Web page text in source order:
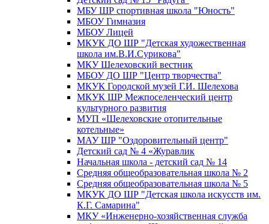
МБУ ШР спортивная школа "Юность"
МБОУ Гимназия
МБОУ Лицей
МКУК ДО ШР "Детская художественная
школа им.В.И.Сурикова"
МКУ Шелеховский вестник
МБОУ ДО ШР "Центр творчества"
МКУК Городской музей Г.И. Шелехова
МКУК ШР Межпоселенческий центр
культурного развития
МУП «Шелеховские отопительные
котельные»
МАУ ШР "Оздоровительный центр"
Детский сад № 4 «Журавлик
Начальная школа - детский сад № 14
Средняя общеобразовательная школа № 2
Средняя общеобразовательная школа № 5
МКУК ДО ШР "Детская школа искусств им.
К.Г. Самарина"
МКУ «Инженерно-хозяйственная служба